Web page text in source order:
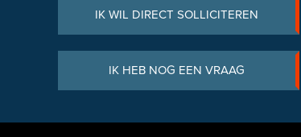
IK WIL DIRECT SOLLICITEREN
IK HEB NOG EEN VRAAG